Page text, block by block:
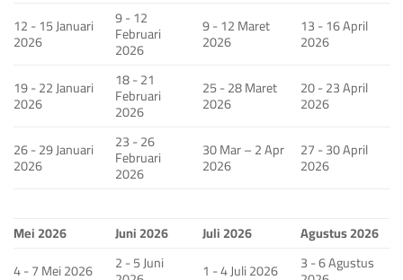
12 - 15 Januari
2026
9 - 12
Februari
2026
9 - 12 Maret
2026
13 - 16 April
2026
19 - 22 Januari
2026
18 - 21
Februari
2026
25 - 28 Maret
2026
20 - 23 April
2026
26 - 29 Januari
2026
23 - 26
Februari
2026
30 Mar – 2 Apr
2026
27 - 30 April
2026
Mei 2026 Juni 2026 Juli 2026
Agustus 2026
4 - 7 Mei 2026
2 - 5 Juni 1 - 4 Juli 2026 3 - 6 Agustus